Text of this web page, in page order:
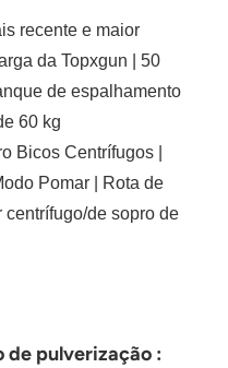
recente e maior
da Topxgun | 50
de espalhamento
60 kg
Bicos Centrífugos |
Pomar | Rota de
de sopro de
de pulverização :